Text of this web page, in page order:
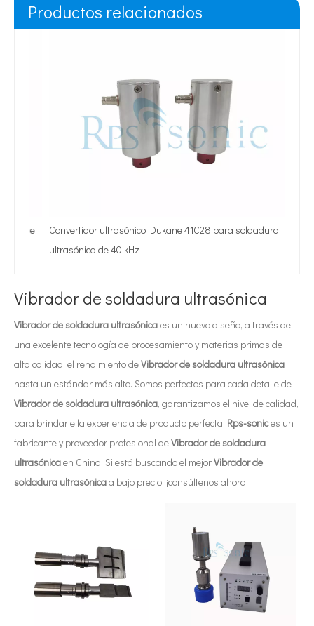
Productos relacionados
Convertidor ultrasónico Dukane 41C28 para soldadura
ultrasónica de 40 kHz
Vibrador de soldadura ultrasónica
Vibrador de soldadura ultrasónicaes un nuevo diseño, a través de
una excelente tecnología de procesamiento y materias primas de
alta calidad, el rendimiento deVibrador de soldadura ultrasónica
hasta un estándar más alto. Somos perfectos para cada detalle de
Vibrador de soldadura ultrasónica, garantizamos el nivel de calidad,
para brindarle la experiencia de producto perfecta. Rps-sonices un
fabricante y proveedor profesional deVibrador de soldadura
ultrasónicaen China. Si está buscando el mejorVibrador de
soldadura ultrasónicaa bajo precio, ¡consúltenos ahora!